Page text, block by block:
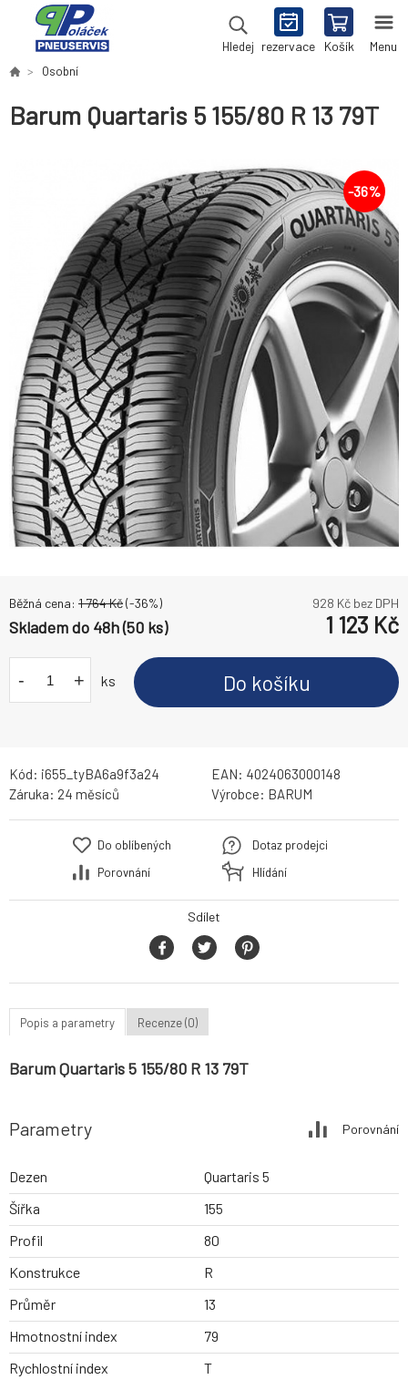
Hledej rezervace Košík Menu
Osobní
Barum Quartaris 5 155/80 R 13 79T
-36%
Běžná cena: 1 764Kč(-36%) 928 Kč bez DPH
Skladem do 48h (50 ks) 1 123 Kč
- + ks Do košíku
Kód: i655_tyBA6a9f3a24 EAN: 4024063000148
Záruka: 24 měsíců Výrobce: BARUM
Do oblíbených
Porovnání
Dotaz prodejci
Hlídání
Sdílet
Popis a parametry Recenze (0)
Barum Quartaris 5 155/80 R 13 79T
Parametry Porovnání
Dezen
Quartaris 5
Šířka
155
Profil
80
Konstrukce
R
Průměr
13
Hmotnostní index
79
Rychlostní index
T